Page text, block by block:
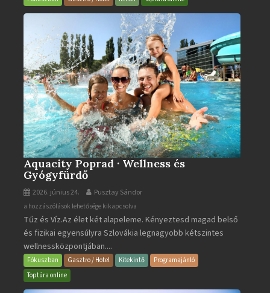
bejegyzéshez
Aquacity Poprad · Wellness és
Gyógyfürdő
2026. június 24. Pusztay Sándor
Aquacity
Poprad
·
Wellness
és
Gyógyfürdő
a hozzászólások lehetősége kikapcsolva
Tűz és Víz.Az élet két alapeleme. Kényeztesd magad belső
és fizikai egyensúlyra Szlovákia legnagyobb kétszintes
wellnessközpontjában....
Fókuszban Gasztro / Hotel Kitekintő
Programajánló
Toptúra online